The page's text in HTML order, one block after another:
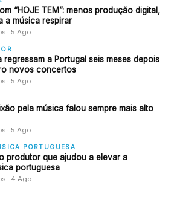
“HOJE TEM”: menos produção digital,
a música respirar
· 5 Ago
regressam a Portugal seis meses depois
novos concertos
· 5 Ago
pela música falou sempre mais alto
· 5 Ago
PORTUGUESA
produtor que ajudou a elevar a
portuguesa
· 4 Ago